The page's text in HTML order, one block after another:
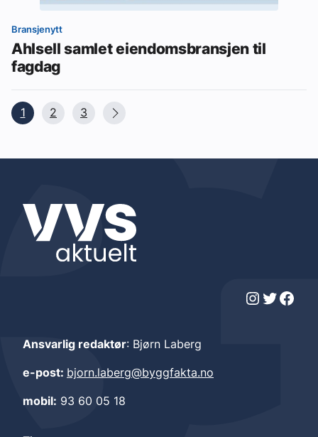
Bransjenytt
Ahlsell samlet eiendomsbransjen til
fagdag
1 2 3
Instagram Twitter Facebook
Ansvarlig redaktør: Bjørn Laberg
e-post: bjorn.laberg@byggfakta.no
mobil: 93 60 05 18